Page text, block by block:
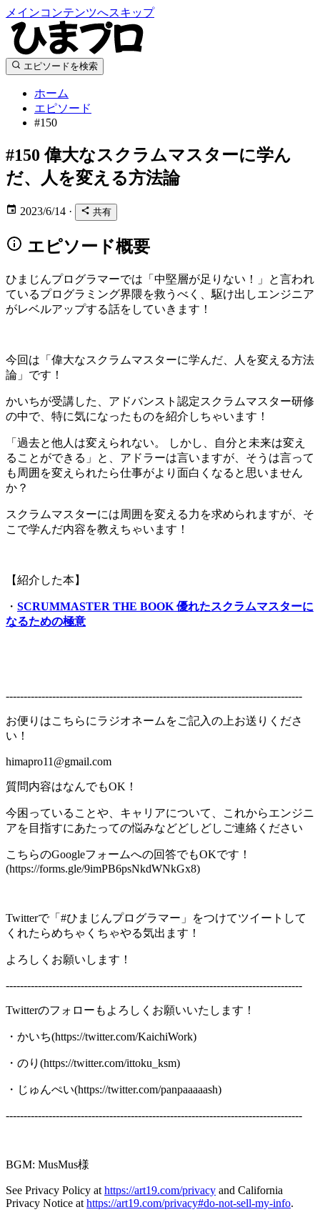
メインコンテンツへスキップ
エピソードを検索
ホーム
エピソード
#150
#150 偉大なスクラムマスターに学ん
だ、人を変える方法論
2023/6/14 · 共有
エピソード概要
ひまじんプログラマーでは「中堅層が足りない！」と言われ
ているプログラミング界隈を救うべく、駆け出しエンジニア
がレベルアップする話をしていきます！
今回は「偉大なスクラムマスターに学んだ、人を変える方法
論」です！
かいちが受講した、アドバンスト認定スクラムマスター研修
の中で、特に気になったものを紹介しちゃいます！
「過去と他人は変えられない。 しかし、自分と未来は変え
ることができる」と、アドラーは言いますが、そうは言って
も周囲を変えられたら仕事がより面白くなると思いません
か？
スクラムマスターには周囲を変える力を求められますが、そ
こで学んだ内容を教えちゃいます！
【紹介した本】
・ SCRUMMASTER THE BOOK 優れたスクラムマスターに
なるための極意
-----------------------------------------------------------------------------------
お便りはこちらにラジオネームをご記入の上お送りくださ
い！
himapro11@gmail.com
質問内容はなんでもOK！
今困っていることや、キャリアについて、これからエンジニ
アを目指すにあたっての悩みなどどしどしご連絡ください
こちらのGoogleフォームへの回答でもOKです！
(https://forms.gle/9imPB6psNkdWNkGx8)
Twitterで「#ひまじんプログラマー」をつけてツイートして
くれたらめちゃくちゃやる気出ます！
よろしくお願いします！
-----------------------------------------------------------------------------------
Twitterのフォローもよろしくお願いいたします！
・かいち(https://twitter.com/KaichiWork)
・のり(https://twitter.com/ittoku_ksm)
・じゅんぺい(https://twitter.com/panpaaaaash)
-----------------------------------------------------------------------------------
BGM: MusMus様
See Privacy Policy at https://art19.com/privacy and California
Privacy Notice at https://art19.com/privacy#do-not-sell-my-info.